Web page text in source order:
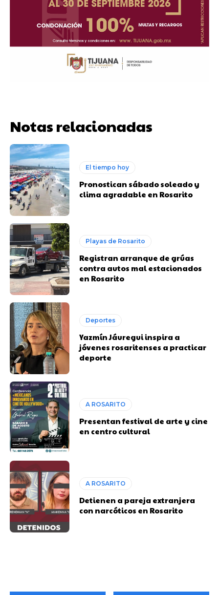
Notas relacionadas
El tiempo hoy
Pronostican sábado soleado y
clima agradable en Rosarito
Playas de Rosarito
Registran arranque de grúas
contra autos mal estacionados
en Rosarito
Deportes
Yazmín Jáuregui inspira a
jóvenes rosaritenses a practicar
deporte
A ROSARITO
Presentan festival de arte y cine
en centro cultural
A ROSARITO
Detienen a pareja extranjera
con narcóticos en Rosarito